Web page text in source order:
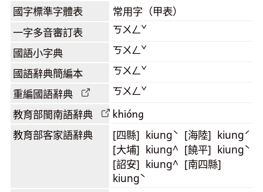
國字標準字體表 常用字（甲表）
一字多音審訂表 ㄎㄨㄥˇ
國語小字典 ㄎㄨㄥˇ
國語辭典簡編本 ㄎㄨㄥˇ
重編國語辭典 ㄎㄨㄥˇ
教育部閩南語辭典 khióng
教育部客家語辭典
[四縣] kiungˋ [海陸] kiungˊ
[大埔] kiung^ [饒平] kiungˋ
[詔安] kiung^ [南四縣]
kiungˋ